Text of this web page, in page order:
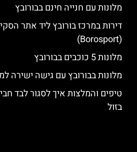
מלונות עם חנייה חינם בבורובץ
דירות במרכז בורובץ ליד אתר
(Borosport)
מלונות 5 כוכבים בבורובץ
מלונות בבורובץ עם גישה ישירה
טיפים והמלצות איך לסגור לבד
בזול